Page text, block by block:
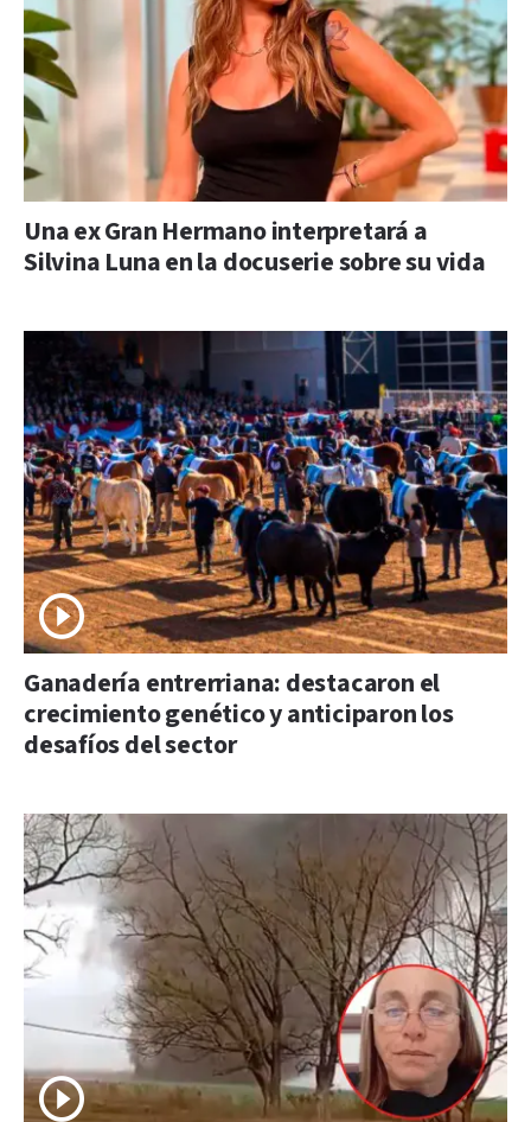
Una ex Gran Hermano interpretará a
Silvina Luna en la docuserie sobre su vida
Ganadería entrerriana: destacaron el
crecimiento genético y anticiparon los
desafíos del sector